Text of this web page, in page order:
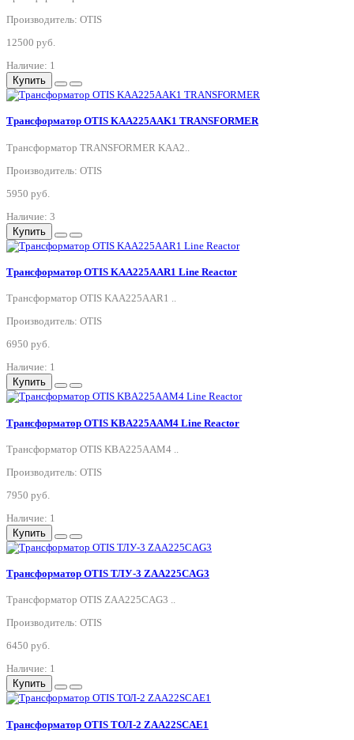
Производитель: OTIS
12500 руб.
Наличие: 1
Купить
Трансформатор OTIS KAA225AAK1 TRANSFORMER
Трансформатор TRANSFORMER KAA2..
Производитель: OTIS
5950 руб.
Наличие: 3
Купить
Трансформатор OTIS KAA225AAR1 Line Reactor
Трансформатор OTIS KAA225AAR1 ..
Производитель: OTIS
6950 руб.
Наличие: 1
Купить
Трансформатор OTIS KBA225AAM4 Line Reactor
Трансформатор OTIS KBA225AAM4 ..
Производитель: OTIS
7950 руб.
Наличие: 1
Купить
Трансформатор OTIS ТЛУ-3 ZAA225CAG3
Трансформатор OTIS ZAA225CAG3 ..
Производитель: OTIS
6450 руб.
Наличие: 1
Купить
Трансформатор OTIS ТОЛ-2 ZAA22SCAE1